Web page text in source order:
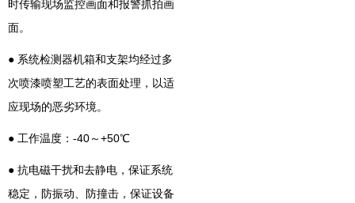
时传输现场监控画面和报警抓拍画
面。
● 系统检测器机箱和支架均经过多
次喷漆喷塑工艺的表面处理，以适
应现场的恶劣环境。
● 工作温度：-40～+50℃
● 抗电磁干扰和去静电，保证系统
稳定，防振动、防撞击，保证设备